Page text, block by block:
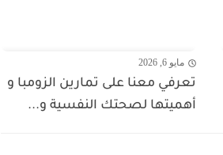
مايو 6, 2026
تعرفي معنا على تمارين الزومبا و
أهميتها لصحتك النفسية و...